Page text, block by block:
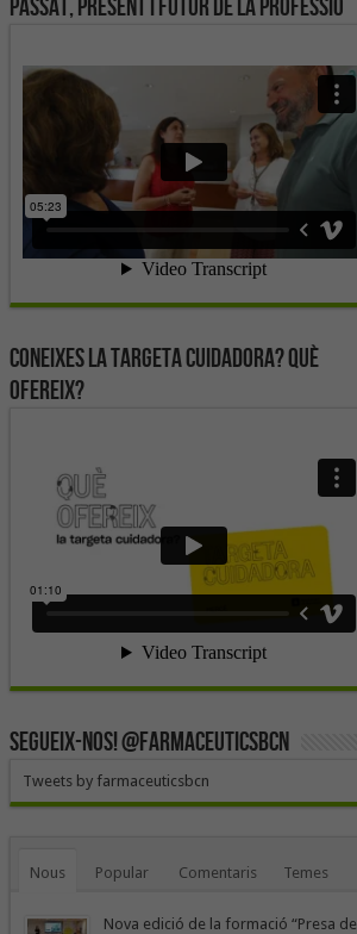
Passat, present i futur de la professió
Coneixes la targeta cuidadora? Què
ofereix?
SEGUEIX-NOS! @farmaceuticsbcn
Tweets by farmaceuticsbcn
Nous Popular Comentaris Temes
Nova edició de la formació “Presa de